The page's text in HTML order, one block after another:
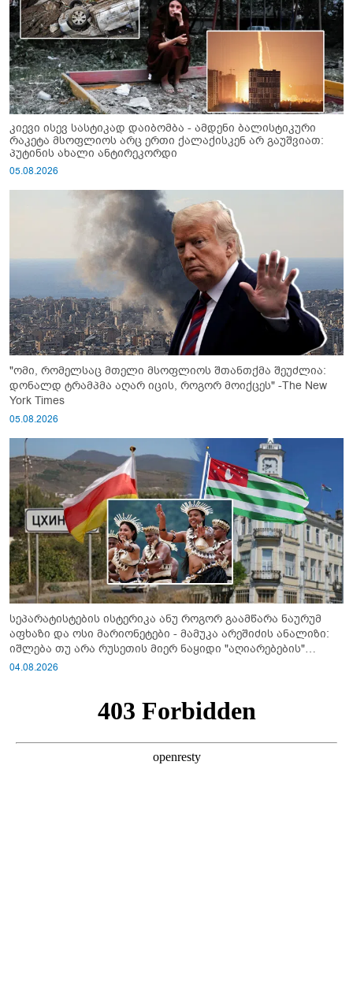
კიევი ისევ სასტიკად დაიბომბა - ამდენი ბალისტიკური
რაკეტა მსოფლიოს არც ერთი ქალაქისკენ არ გაუშვიათ:
პუტინის ახალი ანტირეკორდი
05.08.2026
"ომი, რომელსაც მთელი მსოფლიოს შთანთქმა შეუძლია:
დონალდ ტრამპმა აღარ იცის, როგორ მოიქცეს" -The New
York Times
05.08.2026
სეპარატისტების ისტერიკა ანუ როგორ გაამწარა ნაურუმ
აფხაზი და ოსი მარიონეტები - მამუკა არეშიძის ანალიზი:
იშლება თუ არა რუსეთის მიერ ნაყიდი "აღიარებების"
სისტემა?!
04.08.2026